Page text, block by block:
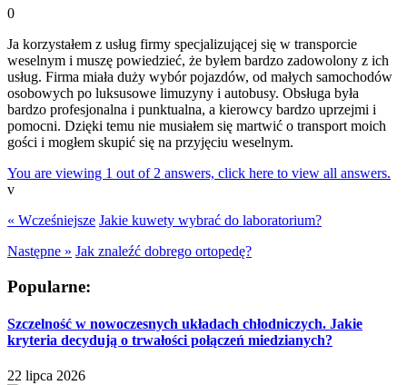
0
Ja korzystałem z usług firmy specjalizującej się w transporcie
weselnym i muszę powiedzieć, że byłem bardzo zadowolony z ich
usług. Firma miała duży wybór pojazdów, od małych samochodów
osobowych po luksusowe limuzyny i autobusy. Obsługa była
bardzo profesjonalna i punktualna, a kierowcy bardzo uprzejmi i
pomocni. Dzięki temu nie musiałem się martwić o transport moich
gości i mogłem skupić się na przyjęciu weselnym.
You are viewing 1 out of 2 answers, click here to view all answers.
v
« Wcześniejsze Jakie kuwety wybrać do laboratorium?
Następne » Jak znaleźć dobrego ortopedę?
Popularne:
Szczelność w nowoczesnych układach chłodniczych. Jakie
kryteria decydują o trwałości połączeń miedzianych?
22 lipca 2026